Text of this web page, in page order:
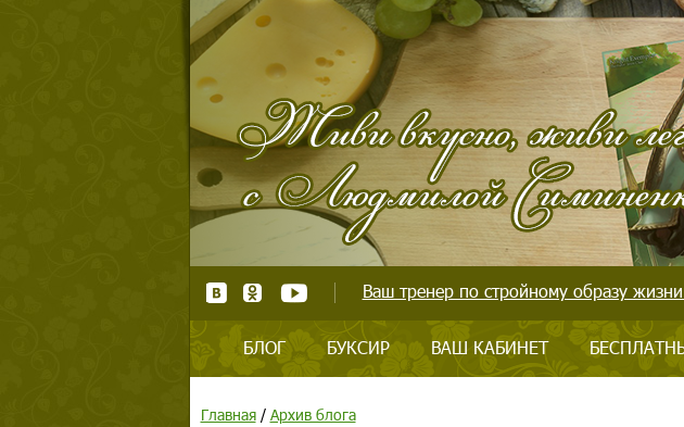
Ваш тренер по стройному образу жизни
БЛОГ БУКСИР ВАШ КАБИНЕТ
Главная/ Архив блога